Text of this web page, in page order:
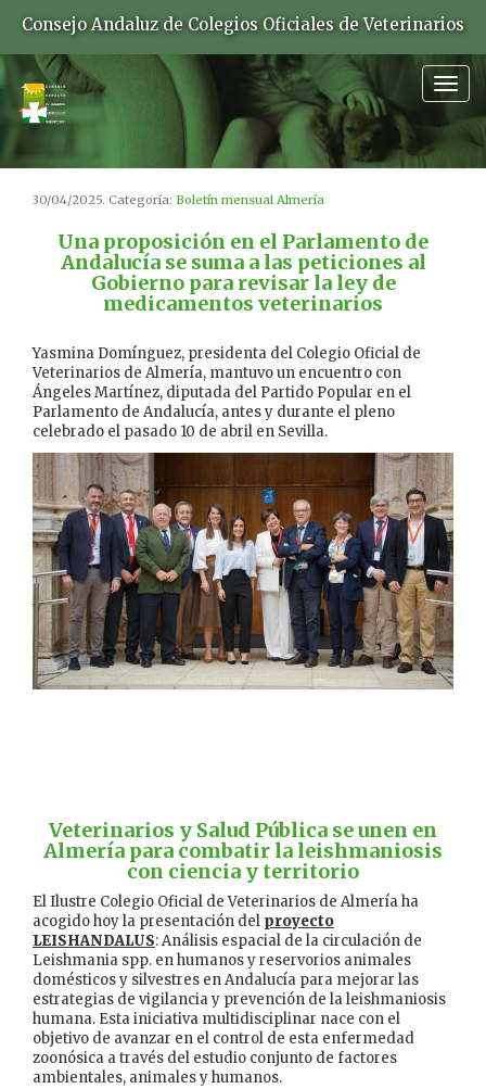
Consejo Andaluz de Colegios Oficiales de Veterinarios
30/04/2025. Categoría: Boletín mensual Almería
Una proposición en el Parlamento de
Andalucía se suma a las peticiones al
Gobierno para revisar la ley de
medicamentos veterinarios
Yasmina Domínguez, presidenta del Colegio Oficial de
Veterinarios de Almería, mantuvo un encuentro con
Ángeles Martínez, diputada del Partido Popular en el
Parlamento de Andalucía, antes y durante el pleno
celebrado el pasado 10 de abril en Sevilla.
Veterinarios y Salud Pública se unen en
Almería para combatir la leishmaniosis
con ciencia y territorio
El Ilustre Colegio Oficial de Veterinarios de Almería ha
acogido hoy la presentación del proyecto
LEISHANDALUS: Análisis espacial de la circulación de
Leishmania spp. en humanos y reservorios animales
domésticos y silvestres en Andalucía para mejorar las
estrategias de vigilancia y prevención de la leishmaniosis
humana. Esta iniciativa multidisciplinar nace con el
objetivo de avanzar en el control de esta enfermedad
zoonósica a través del estudio conjunto de factores
ambientales, animales y humanos.